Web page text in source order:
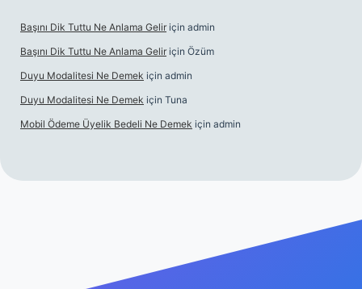
Başını Dik Tuttu Ne Anlama Gelir için admin
Başını Dik Tuttu Ne Anlama Gelir için Özüm
Duyu Modalitesi Ne Demek için admin
Duyu Modalitesi Ne Demek için Tuna
Mobil Ödeme Üyelik Bedeli Ne Demek için admin